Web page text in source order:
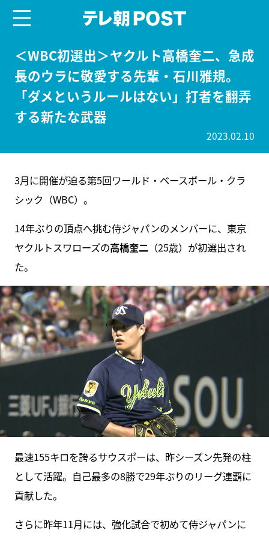
＜WBC初選出＞ヤクルト高橋奎二、急成
長のウラに敬愛する先輩・石川雅規。
「ダメというルールはない」打者を翻弄
する新たな武器
2023.02.10
3月に開催が迫る第5回ワールド・ベースボール・クラ
シック（WBC）。
14年ぶりの頂点へ挑む侍ジャパンのメンバーに、東京
ヤクルトスワローズの高橋奎二（25歳）が初選出され
た。
最速155キロを誇るサウスポーは、昨シーズン先発の柱
として活躍。自己最多の8勝で29年ぶりのリーグ連覇に
貢献した。
さらに昨年11月には、強化試合で初めて侍ジャパンに